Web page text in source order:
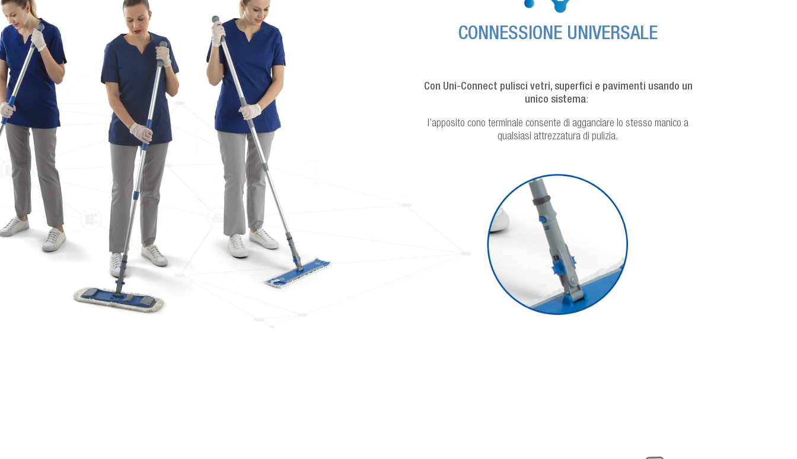
CONNESSIONE UNIVERSALE
Con Uni-Connect pulisci vetri, superfici e pavimenti usando un
unico sistema:
l’apposito cono terminale consente di agganciare lo stesso manico a
qualsiasi attrezzatura di pulizia.